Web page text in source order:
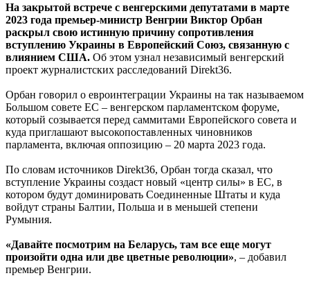
На закрытой встрече с венгерскими депутатами в марте
2023 года премьер-министр Венгрии Виктор Орбан
раскрыл свою истинную причину сопротивления
вступлению Украины в Европейский Союз, связанную с
влиянием США. Об этом узнал независимый венгерский
проект журналистских расследований Direkt36.
Орбан говорил о евроинтеграции Украины на так называемом
Большом совете ЕС – венгерском парламентском форуме,
который созывается перед саммитами Европейского совета и
куда приглашают высокопоставленных чиновников
парламента, включая оппозицию – 20 марта 2023 года.
По словам источников Direkt36, Орбан тогда сказал, что
вступление Украины создаст новый «центр силы» в ЕС, в
котором будут доминировать Соединенные Штаты и куда
войдут страны Балтии, Польша и в меньшей степени
Румыния.
«Давайте посмотрим на Беларусь, там все еще могут
произойти одна или две цветные революции», – добавил
премьер Венгрии.